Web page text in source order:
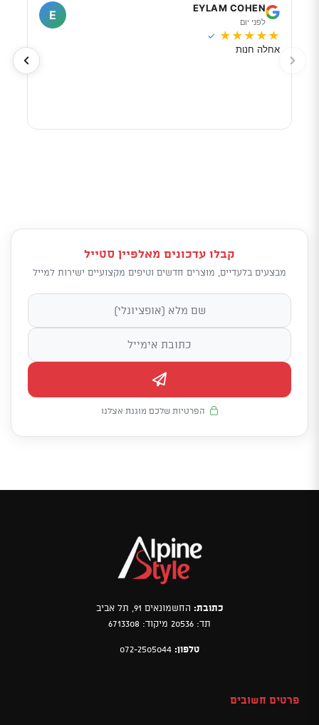
EYLAM COHEN
לפני יום
E
★
★
★
★
★
✓
אחלה חנות
קבלו עדכונים מאלפיין סטייל
מבצעים בלעדיים, מוצרים חדשים וטיפים מקצועיים ישירות למייל
הפרטיות שלכם מוגנת אצלנו
כתובת: החשמונאים 91, תל אביב
תד: 20536 מיקוד: 6713308
טלפון: 072-2505044
פרטים חשובים